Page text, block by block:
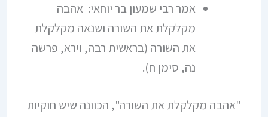
אמר רבי שמעון בר יוחאי: אהבה
מקלקלת את השורה ושנאה מקלקלת
את השורה (בראשית רבה, וירא, פרשה
נה, סימן ח).
"אהבה מקלקלת את השורה", הכוונה שיש חוקיות